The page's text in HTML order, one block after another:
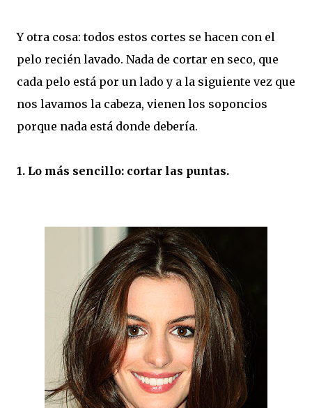
Y otra cosa: todos estos cortes se hacen con el
pelo recién lavado. Nada de cortar en seco, que
cada pelo está por un lado y a la siguiente vez que
nos lavamos la cabeza, vienen los soponcios
porque nada está donde debería.
1. Lo más sencillo: cortar las puntas.